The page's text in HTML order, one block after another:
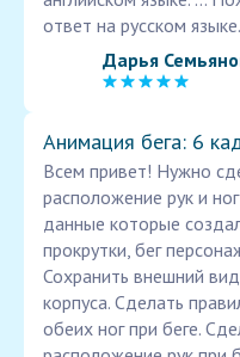
ответ на русском
Дарья
Анимация бега: 6
Всем привет! Нужно
расположение рук и
данные которые
прокрутки, бег
Сохранить внешний
корпуса. Сделать
обеих ног при беге.